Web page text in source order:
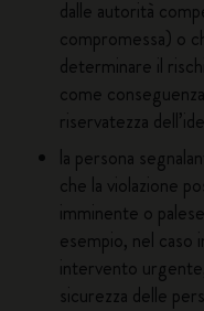
dalle autorità
compromessa) o
determinare il
come
riservatezza
la persona
che la violazione
imminente o
esempio, nel caso
intervento
sicurezza delle